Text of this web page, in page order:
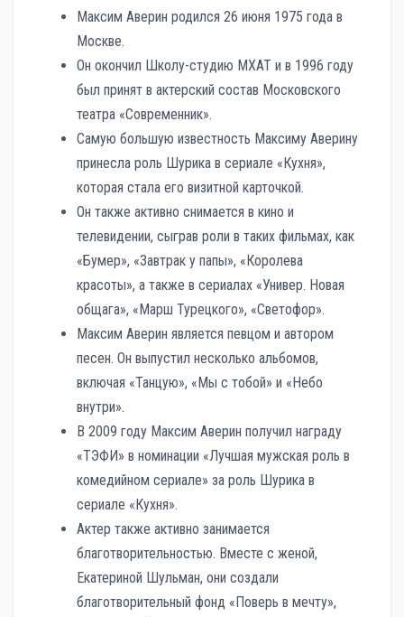
Максим Аверин родился 26 июня 1975 года в
Москве.
Он окончил Школу-студию МХАТ и в 1996 году
был принят в актерский состав Московского
театра «Современник».
Самую большую известность Максиму Аверину
принесла роль Шурика в сериале «Кухня»,
которая стала его визитной карточкой.
Он также активно снимается в кино и
телевидении, сыграв роли в таких фильмах, как
«Бумер», «Завтрак у папы», «Королева
красоты», а также в сериалах «Универ. Новая
общага», «Марш Турецкого», «Светофор».
Максим Аверин является певцом и автором
песен. Он выпустил несколько альбомов,
включая «Танцую», «Мы с тобой» и «Небо
внутри».
В 2009 году Максим Аверин получил награду
«ТЭФИ» в номинации «Лучшая мужская роль в
комедийном сериале» за роль Шурика в
сериале «Кухня».
Актер также активно занимается
благотворительностью. Вместе с женой,
Екатериной Шульман, они создали
благотворительный фонд «Поверь в мечту»,